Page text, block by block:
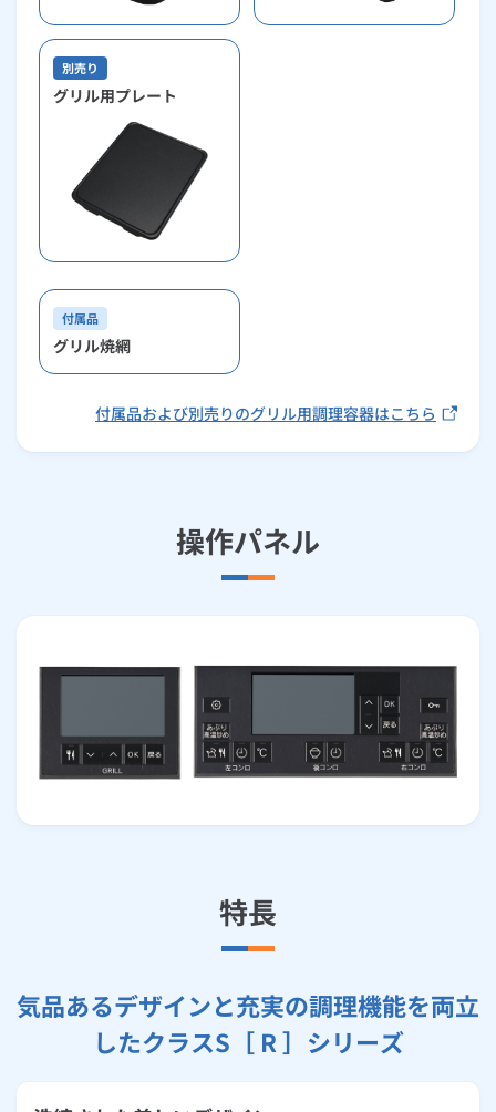
別売り
グリル用プレート
付属品
グリル焼網
付属品および別売りのグリル用調理容器はこちら
操作パネル
特長
気品あるデザインと充実の調理機能を両立
したクラスS［ R ］シリーズ